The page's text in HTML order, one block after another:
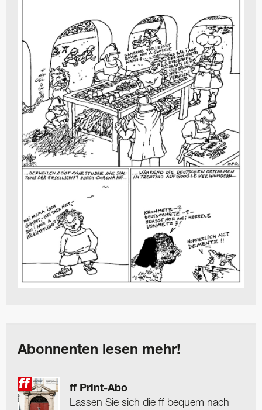
Abonnenten lesen mehr!
ff Print-Abo
Lassen Sie sich die ff bequem nach